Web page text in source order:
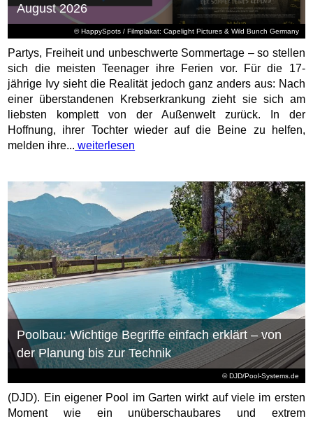
© HappySpots / Filmplakat: Capelight Pictures & Wild Bunch Germany
August 2026
Partys, Freiheit und unbeschwerte Sommertage – so stellen
sich die meisten Teenager ihre Ferien vor. Für die 17-
jährige Ivy sieht die Realität jedoch ganz anders aus: Nach
einer überstandenen Krebserkrankung zieht sie sich am
liebsten komplett von der Außenwelt zurück. In der
Hoffnung, ihrer Tochter wieder auf die Beine zu helfen,
melden ihre... weiterlesen
© DJD/Pool-Systems.de
Poolbau: Wichtige Begriffe einfach erklärt – von
der Planung bis zur Technik
(DJD). Ein eigener Pool im Garten wirkt auf viele im ersten
Moment wie ein unüberschaubares und extrem